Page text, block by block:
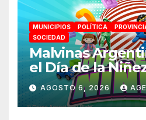
MUNICIPIOS POLÍTICA
SOCIEDAD
Malvinas
el Día de la
jornadas de
espectáculos y
para toda la
AGOSTO 6, 2026